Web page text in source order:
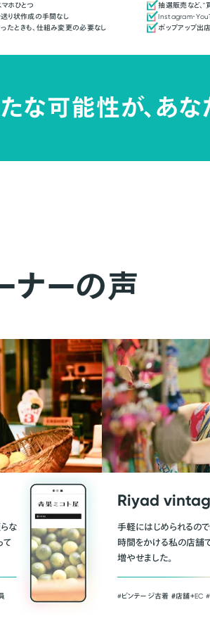
マホひとつ
送り状作成の手間なし
たときも、仕組み変更の必要なし
抽選販売など、"
Instagram・
ポップアップ出店
な可能性が、あな
ナーの声
な
て
Riyad
手軽にはじめられるので
時間をかける私の店舗
増やせました。
#ビンテージ古着 ＃店舗＋EC